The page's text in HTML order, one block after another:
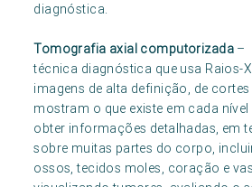
diagnóstica.
Tomografia axial computorizada–
técnica diagnóstica que usa Raios-
imagens de alta definição, de
mostram o que existe em cada
obter informações detalhadas, em
sobre muitas partes do corpo,
ossos, tecidos moles, coração e